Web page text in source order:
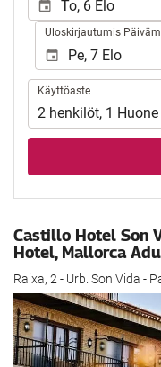
Uloskirjautumis
Käyttöaste
Käyttöaste
2 henkilöt, 1 Huone
Castillo Hotel Son
Hotel, Mallorca
Raixa, 2 - Urb. Son Vida -